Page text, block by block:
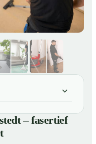
gereinigt &
– fasertief